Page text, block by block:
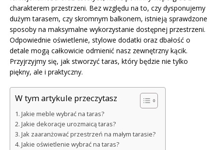
charakterem przestrzeni. Bez względu na to, czy dysponujemy
dużym tarasem, czy skromnym balkonem, istnieją sprawdzone
sposoby na maksymalne wykorzystanie dostępnej przestrzeni.
Odpowiednie oświetlenie, stylowe dodatki oraz dbałość o
detale mogą całkowicie odmienić nasz zewnętrzny kącik.
Przyjrzyjmy się, jak stworzyć taras, który będzie nie tylko
piękny, ale i praktyczny.
W tym artykule przeczytasz
Jakie meble wybrać na taras?
Jakie dekoracje urozmaicą taras?
Jak zaaranżować przestrzeń na małym tarasie?
Jakie oświetlenie wybrać na taras?